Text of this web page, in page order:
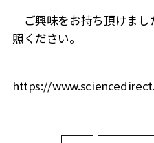
ご興味をお持ち頂けまし
照ください。
https://